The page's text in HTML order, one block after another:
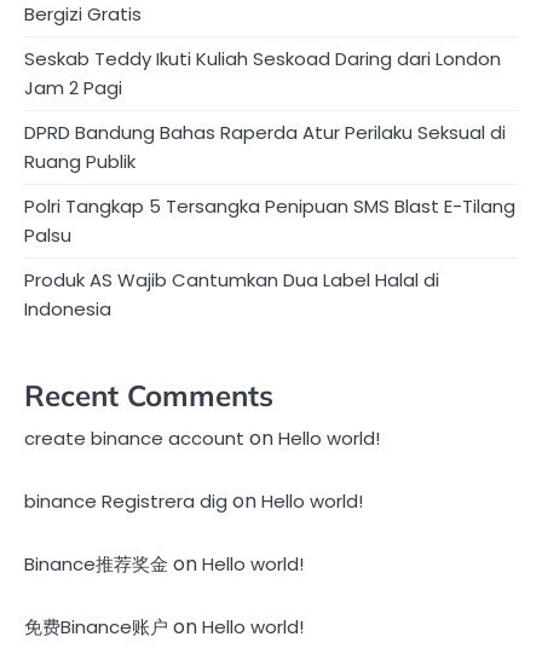
Bergizi Gratis
Seskab Teddy Ikuti Kuliah Seskoad Daring dari London
Jam 2 Pagi
DPRD Bandung Bahas Raperda Atur Perilaku Seksual di
Ruang Publik
Polri Tangkap 5 Tersangka Penipuan SMS Blast E-Tilang
Palsu
Produk AS Wajib Cantumkan Dua Label Halal di
Indonesia
Recent Comments
create binance account onHello world!
binance Registrera dig onHello world!
Binance推荐奖金 onHello world!
免费Binance账户 onHello world!